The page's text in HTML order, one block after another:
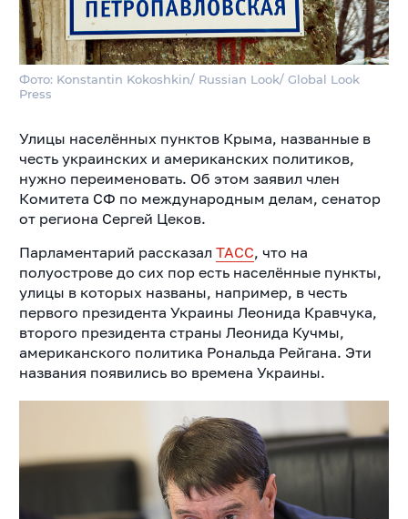
Фото: Konstantin Kokoshkin/ Russian Look/ Global Look
Press
Улицы населённых пунктов Крыма, названные в
честь украинских и американских политиков,
нужно переименовать. Об этом заявил член
Комитета СФ по международным делам, сенатор
от региона Сергей Цеков.
Парламентарий рассказал ТАСС, что на
полуострове до сих пор есть населённые пункты,
улицы в которых названы, например, в честь
первого президента Украины Леонида Кравчука,
второго президента страны Леонида Кучмы,
американского политика Рональда Рейгана. Эти
названия появились во времена Украины.